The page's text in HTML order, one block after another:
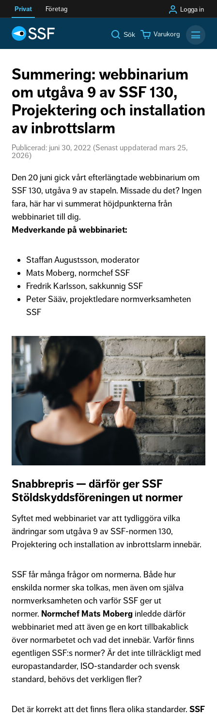
Privat Företag Logga in
Sök Varukorg
Summering: webbinarium
om utgåva 9 av SSF 130,
Projektering och installation
av inbrottslarm
Publicerad: juni 30, 2022 (Senast uppdaterad mars 25,
2026)
Den 20 juni gick vårt efterlängtade webbinarium om
SSF 130, utgåva 9 av stapeln. Missade du det? Ingen
fara, här har vi summerat höjdpunkterna från
webbinariet till dig.
Medverkande på webbinariet:
Staffan Augustsson, moderator
Mats Moberg, normchef SSF
Fredrik Karlsson, sakkunnig SSF
Peter Sääv, projektledare normverksamheten
SSF
Snabbrepris — därför ger SSF
Stöldskyddsföreningen ut normer
Syftet med webbinariet var att tydliggöra vilka
ändringar som utgåva 9 av SSF-normen 130,
Projektering och installation av inbrottslarm innebär.
SSF får många frågor om normerna. Både hur
enskilda normer ska tolkas, men även om själva
normverksamheten och varför SSF ger ut
normer. Normchef Mats Moberg inledde därför
webbinariet med att även ge en kort tillbakablick
över normarbetet och vad det innebär. Varför finns
egentligen SSF:s normer? Är det inte tillräckligt med
europastandarder, ISO-standarder och svensk
standard, behövs det verkligen fler?
Det är korrekt att det finns flera olika standarder. SSF